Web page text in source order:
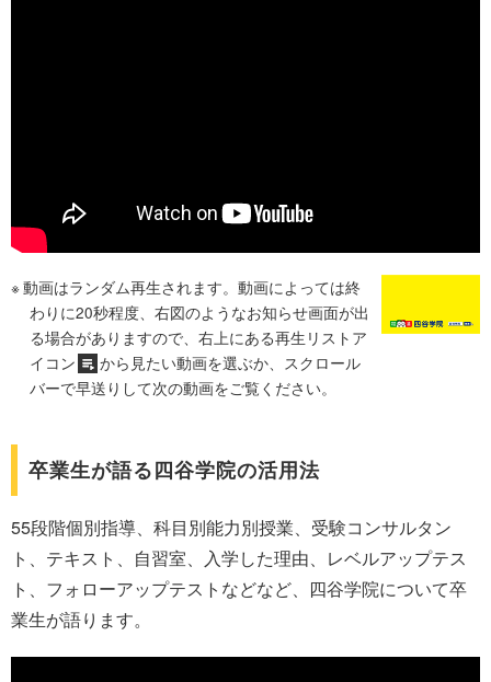
動画はランダム再生されます。動画によっては終
わりに20秒程度、右図のようなお知らせ画面が出
る場合がありますので、右上にある再生リストア
イコン
から見たい動画を選ぶか、スクロール
バーで早送りして次の動画をご覧ください。
卒業生が語る四谷学院の活用法
55段階個別指導、科目別能力別授業、受験コンサルタン
ト、テキスト、自習室、入学した理由、レベルアップテス
ト、フォローアップテストなどなど、四谷学院について卒
業生が語ります。